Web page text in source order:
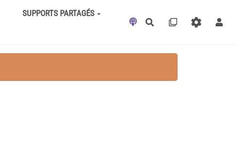
SUPPORTS PARTAGÉS
Rechercher